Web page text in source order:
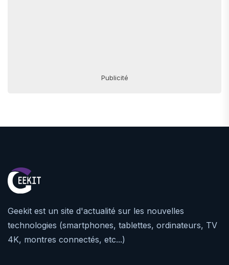
Publicité
Geekit est un site d'actualité sur les nouvelles
technologies (smartphones, tablettes, ordinateurs, TV
4K, montres connectés, etc...)